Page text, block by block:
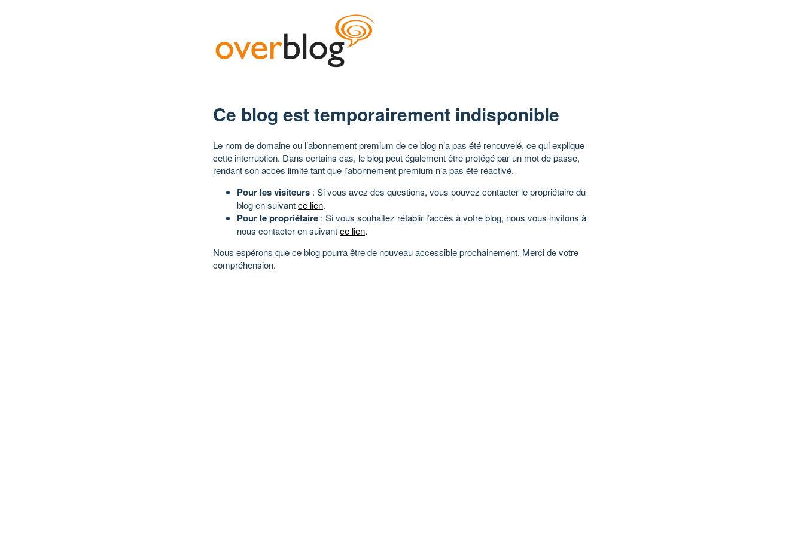
Ce blog est temporairement indisponible
Le nom de domaine ou l’abonnement premium de ce blog n’a pas été renouvelé, ce qui explique
cette interruption. Dans certains cas, le blog peut également être protégé par un mot de passe,
rendant son accès limité tant que l’abonnement premium n’a pas été réactivé.
Pour les visiteurs : Si vous avez des questions, vous pouvez contacter le propriétaire du
blog en suivantce lien.
Pour le propriétaire : Si vous souhaitez rétablir l’accès à votre blog, nous vous invitons à
nous contacter en suivantce lien.
Nous espérons que ce blog pourra être de nouveau accessible prochainement. Merci de votre
compréhension.